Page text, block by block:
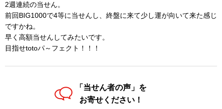
2週連続の当せん。
前回BIG1000で4等に当せんし、終盤に来て少し運が向いて来た感じ
ですかね。
早く高額当せんしてみたいです。
目指せtotoパ～フェクト！！！
「当せん者の声」を
お寄せください！